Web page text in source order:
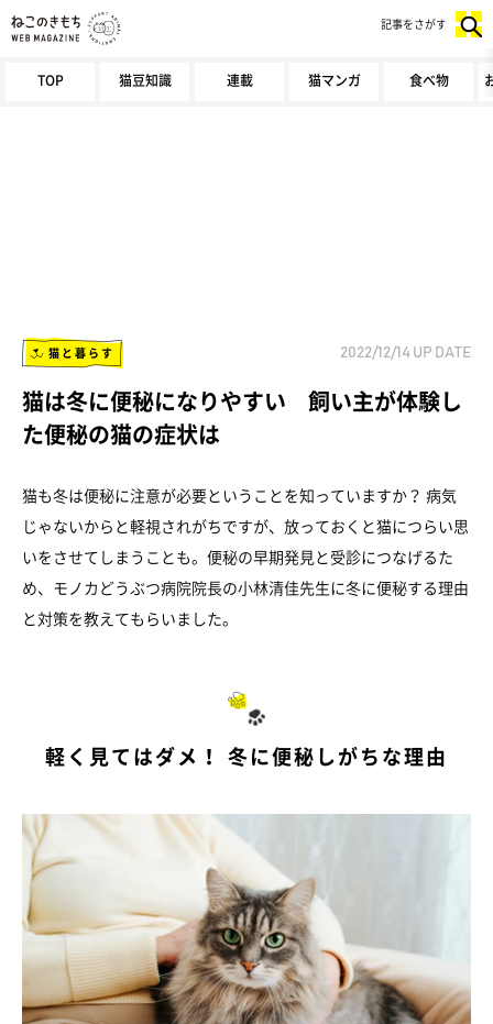
TOP 猫豆知識 連載 猫マンガ 食べ物
記事をさがす
猫と暮らす 2022/12/14 UP DATE
猫は冬に便秘になりやすい 飼い主が体験し
た便秘の猫の症状は
猫も冬は便秘に注意が必要ということを知っていますか？ 病気
じゃないからと軽視されがちですが、放っておくと猫につらい思
いをさせてしまうことも。便秘の早期発見と受診につなげるた
め、モノカどうぶつ病院院長の小林清佳先生に冬に便秘する理由
と対策を教えてもらいました。
軽く見てはダメ！ 冬に便秘しがちな理由